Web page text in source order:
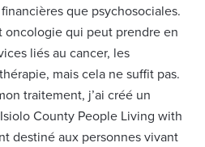
que psychosociales.
oncologie qui peut prendre en
liés au cancer, les
mais cela ne suffit pas.
traitement, j’ai créé un
County People Living with
destiné aux personnes vivant